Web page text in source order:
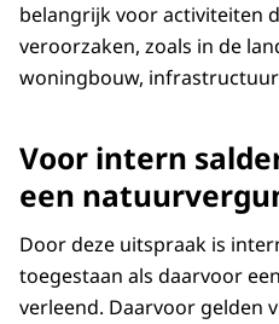
belangrijk voor activiteiten
veroorzaken, zoals in de
woningbouw,
Voor intern
een
Door deze uitspraak is
toegestaan als daarvoor
verleend. Daarvoor gelden